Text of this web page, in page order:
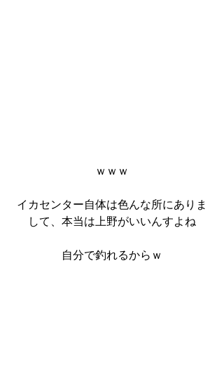
ｗｗｗ
イカセンター自体は色んな所にありま
して、本当は上野がいいんすよね
自分で釣れるからｗ